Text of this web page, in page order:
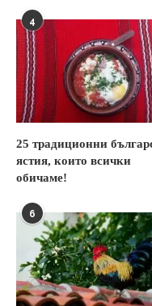
4
25 традиционни
ястия, които всички
обичаме!
6